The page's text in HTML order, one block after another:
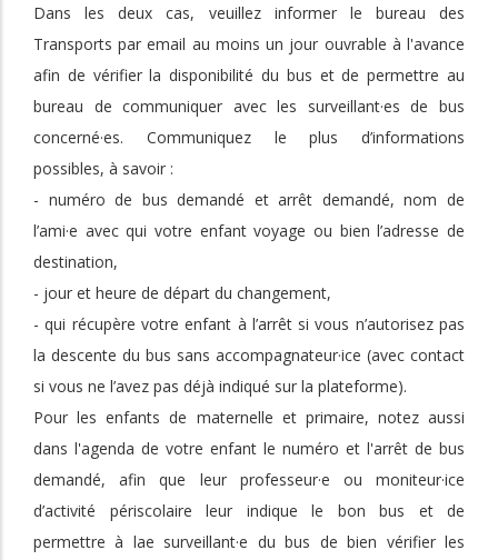
Dans les deux cas, veuillez informer le bureau des
Transports par email au moins un jour ouvrable à l'avance
afin de vérifier la disponibilité du bus et de permettre au
bureau de communiquer avec les surveillant·es de bus
concerné·es. Communiquez le plus d’informations
possibles, à savoir :
- numéro de bus demandé et arrêt demandé, nom de
l’ami·e avec qui votre enfant voyage ou bien l’adresse de
destination,
- jour et heure de départ du changement,
- qui récupère votre enfant à l’arrêt si vous n’autorisez pas
la descente du bus sans accompagnateur·ice (avec contact
si vous ne l’avez pas déjà indiqué sur la plateforme).
Pour les enfants de maternelle et primaire, notez aussi
dans l'agenda de votre enfant le numéro et l'arrêt de bus
demandé, afin que leur professeur·e ou moniteur·ice
d’activité périscolaire leur indique le bon bus et de
permettre à lae surveillant·e du bus de bien vérifier les